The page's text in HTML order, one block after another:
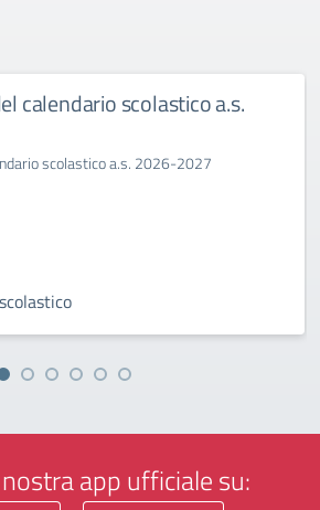
calendario scolastico a.s.
scolastico a.s. 2026-2027
app ufficiale su: